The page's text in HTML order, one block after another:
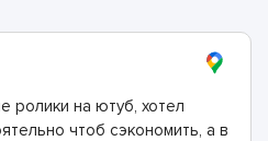
ролики на ютуб, хотел
чтоб сэкономить, а в